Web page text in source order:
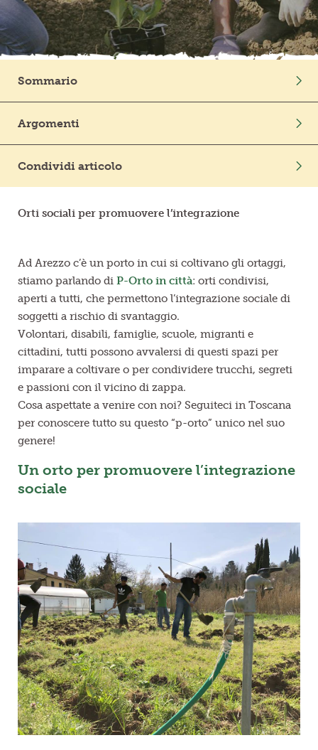
Frutta in pezzi
Polpe di frutta
Prodotti freschi
Sommario
Argomenti
Condividi articolo
Orti sociali per promuovere l’integrazione
Ad Arezzo c’è un porto in cui si coltivano gli ortaggi,
stiamo parlando di P-Orto in città: orti condivisi,
aperti a tutti, che permettono l’integrazione sociale di
soggetti a rischio di svantaggio.
Volontari, disabili, famiglie, scuole, migranti e
cittadini, tutti possono avvalersi di questi spazi per
imparare a coltivare o per condividere trucchi, segreti
e passioni con il vicino di zappa.
Cosa aspettate a venire con noi? Seguiteci in Toscana
per conoscere tutto su questo “p-orto” unico nel suo
genere!
Un orto per promuovere l’integrazione
sociale